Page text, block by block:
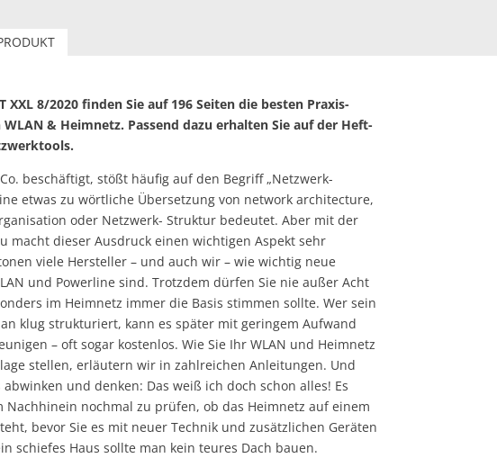
XXL 8/2020 finden Sie auf 196 Seiten die besten Praxis-
& Heimnetz. Passend dazu erhalten Sie auf der Heft-
beschäftigt, stößt häufig auf den Begriff „Netzwerk-
etwas zu wörtliche Übersetzung von network architecture,
oder Netzwerk- Struktur bedeutet. Aber mit der
macht dieser Ausdruck einen wichtigen Aspekt sehr
viele Hersteller – und auch wir – wie wichtig neue
und Powerline sind. Trotzdem dürfen Sie nie außer Acht
im Heimnetz immer die Basis stimmen sollte. Wer sein
klug strukturiert, kann es später mit geringem Aufwand
– oft sogar kostenlos. Wie Sie Ihr WLAN und Heimnetz
stellen, erläutern wir in zahlreichen Anleitungen. Und
und denken: Das weiß ich doch schon alles! Es
Nachhinein nochmal zu prüfen, ob das Heimnetz auf einem
bevor Sie es mit neuer Technik und zusätzlichen Geräten
schiefes Haus sollte man kein teures Dach bauen.